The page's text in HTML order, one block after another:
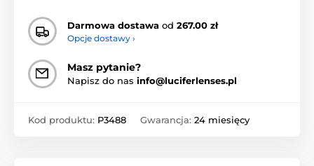
Darmowa dostawa od 267.00 zł
Opcje dostawy ›
Masz pytanie?
Napisz do nas info@luciferlenses.pl
Kod produktu: P3488 Gwarancja: 24 miesięcy